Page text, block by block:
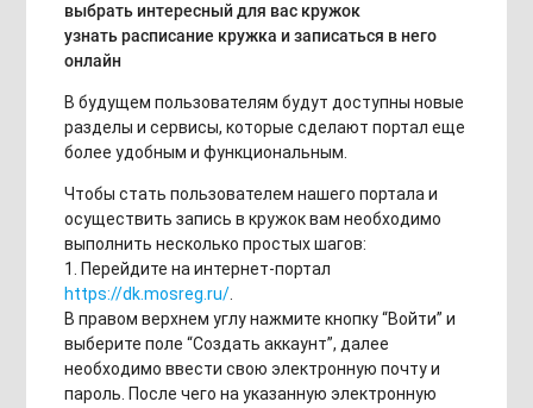
выбрать интересный для вас кружок
узнать расписание кружка и записаться в него
онлайн
В будущем пользователям будут доступны новые
разделы и сервисы, которые сделают портал еще
более удобным и функциональным.
Чтобы стать пользователем нашего портала и
осуществить запись в кружок вам необходимо
выполнить несколько простых шагов:
1. Перейдите на интернет-портал
https://dk.mosreg.ru/.
В правом верхнем углу нажмите кнопку “Войти” и
выберите поле “Создать аккаунт”, далее
необходимо ввести свою электронную почту и
пароль. После чего на указанную электронную